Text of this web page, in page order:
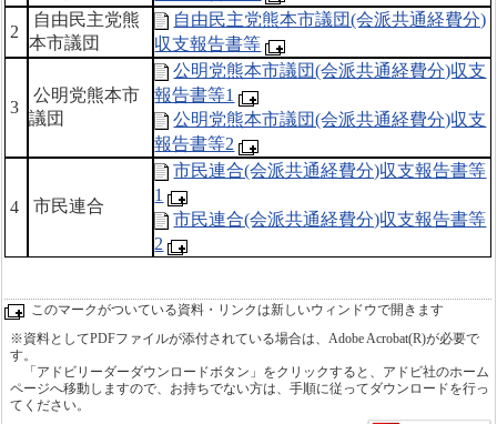
2
自由民主党熊
本市議団
自由民主党熊本市議団(会派共通経費分)
収支報告書等
3
公明党熊本市
議団
公明党熊本市議団(会派共通経費分)収支
報告書等1
公明党熊本市議団(会派共通経費分)収支
報告書等2
4 市民連合
市民連合(会派共通経費分)収支報告書等
1
市民連合(会派共通経費分)収支報告書等
2
このマークがついている資料・リンクは新しいウィンドウで開きます
※資料としてPDFファイルが添付されている場合は、Adobe Acrobat(R)が必要で
す。
「アドビリーダーダウンロードボタン」をクリックすると、アドビ社のホーム
ページへ移動しますので、お持ちでない方は、手順に従ってダウンロードを行っ
てください。